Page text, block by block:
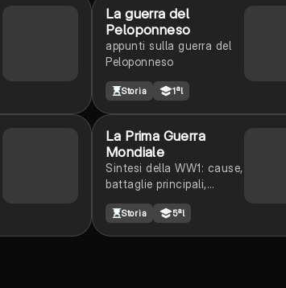
La guerra del
Peloponneso
appunti sulla guerra del
Peloponneso
Storia 1ªl
La Prima Guerra
Mondiale
Sintesi della WW1: cause,
battaglie principali,
civili, la scienza, la
conclusione e i trattati di
Storia 5ªl